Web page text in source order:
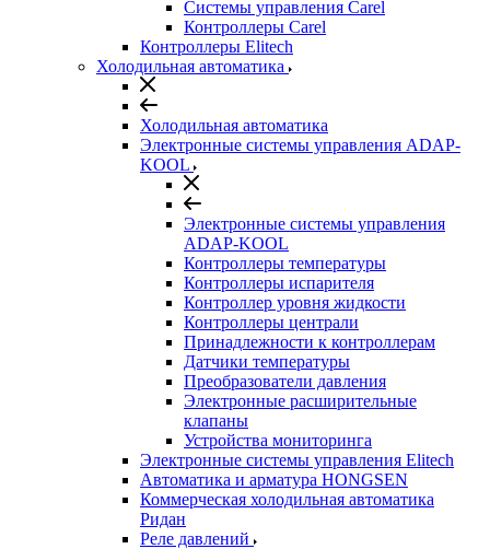
Системы управления Carel
Контроллеры Carel
Контроллеры Elitech
Холодильная автоматика
Холодильная автоматика
Электронные системы управления ADAP-
KOOL
Электронные системы управления
ADAP-KOOL
Контроллеры температуры
Контроллеры испарителя
Контроллер уровня жидкости
Контроллеры централи
Принадлежности к контроллерам
Датчики температуры
Преобразователи давления
Электронные расширительные
клапаны
Устройства мониторинга
Электронные системы управления Elitech
Автоматика и арматура HONGSEN
Коммерческая холодильная автоматика
Ридан
Реле давлений